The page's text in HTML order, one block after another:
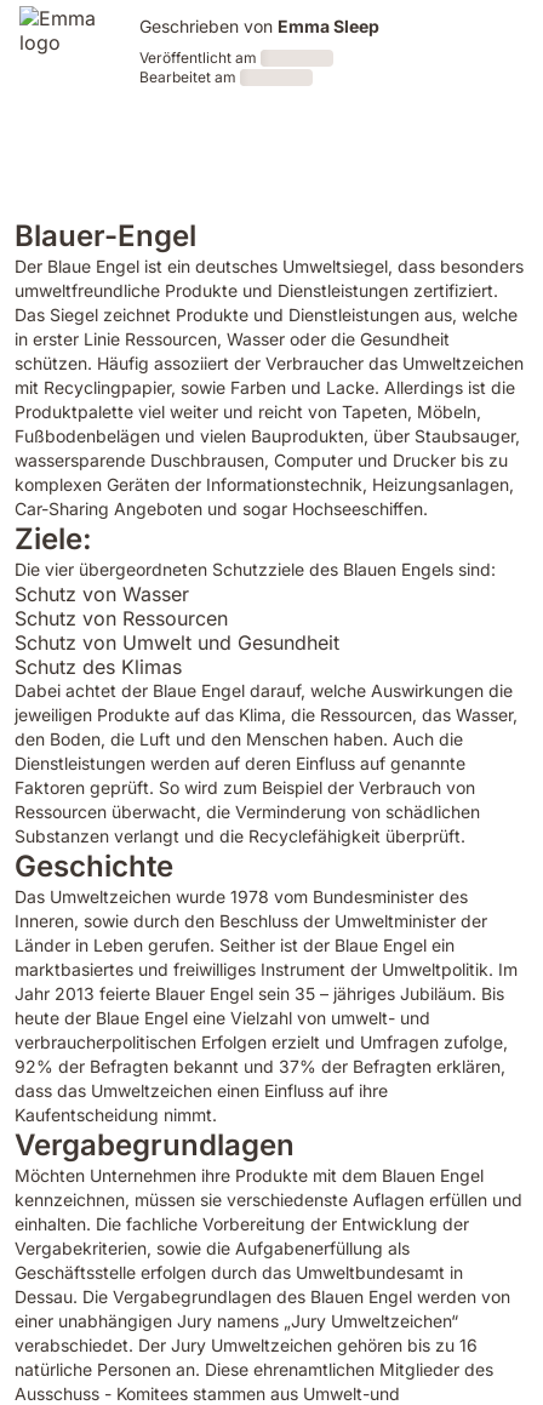
Geschrieben von Emma Sleep
Veröffentlicht am
Bearbeitet am
Blauer-Engel
Der Blaue Engel ist ein deutsches Umweltsiegel, dass besonders
umweltfreundliche Produkte und Dienstleistungen zertifiziert.
Das Siegel zeichnet Produkte und Dienstleistungen aus, welche
in erster Linie Ressourcen, Wasser oder die Gesundheit
schützen. Häufig assoziiert der Verbraucher das Umweltzeichen
mit Recyclingpapier, sowie Farben und Lacke. Allerdings ist die
Produktpalette viel weiter und reicht von Tapeten, Möbeln,
Fußbodenbelägen und vielen Bauprodukten, über Staubsauger,
wassersparende Duschbrausen, Computer und Drucker bis zu
komplexen Geräten der Informationstechnik, Heizungsanlagen,
Car-Sharing Angeboten und sogar Hochseeschiffen.
Ziele:
Die vier übergeordneten Schutzziele des Blauen Engels sind:
Schutz von Wasser
Schutz von Ressourcen
Schutz von Umwelt und Gesundheit
Schutz des Klimas
Dabei achtet der Blaue Engel darauf, welche Auswirkungen die
jeweiligen Produkte auf das Klima, die Ressourcen, das Wasser,
den Boden, die Luft und den Menschen haben. Auch die
Dienstleistungen werden auf deren Einfluss auf genannte
Faktoren geprüft. So wird zum Beispiel der Verbrauch von
Ressourcen überwacht, die Verminderung von schädlichen
Substanzen verlangt und die Recyclefähigkeit überprüft.
Geschichte
Das Umweltzeichen wurde 1978 vom Bundesminister des
Inneren, sowie durch den Beschluss der Umweltminister der
Länder in Leben gerufen. Seither ist der Blaue Engel ein
marktbasiertes und freiwilliges Instrument der Umweltpolitik. Im
Jahr 2013 feierte Blauer Engel sein 35 – jähriges Jubiläum. Bis
heute der Blaue Engel eine Vielzahl von umwelt- und
verbraucherpolitischen Erfolgen erzielt und Umfragen zufolge,
92% der Befragten bekannt und 37% der Befragten erklären,
dass das Umweltzeichen einen Einfluss auf ihre
Kaufentscheidung nimmt.
Vergabegrundlagen
Möchten Unternehmen ihre Produkte mit dem Blauen Engel
kennzeichnen, müssen sie verschiedenste Auflagen erfüllen und
einhalten. Die fachliche Vorbereitung der Entwicklung der
Vergabekriterien, sowie die Aufgabenerfüllung als
Geschäftsstelle erfolgen durch das Umweltbundesamt in
Dessau. Die Vergabegrundlagen des Blauen Engel werden von
einer unabhängigen Jury namens „Jury Umweltzeichen“
verabschiedet. Der Jury Umweltzeichen gehören bis zu 16
natürliche Personen an. Diese ehrenamtlichen Mitglieder des
Ausschuss - Komitees stammen aus Umwelt-und